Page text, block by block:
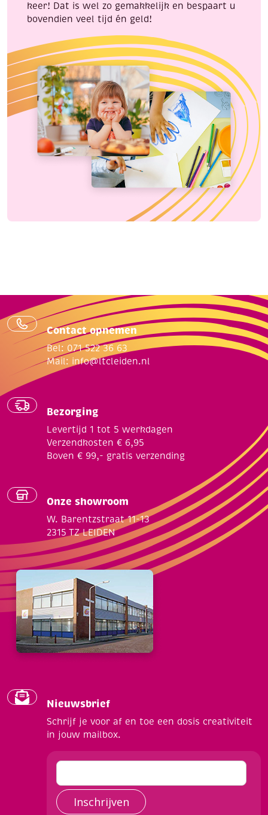
keer! Dat is wel zo gemakkelijk en bespaart u
bovendien veel tijd én geld!
Contact opnemen
Bel: 071 522 36 63
Mail: info@ltcleiden.nl
Bezorging
Levertijd 1 tot 5 werkdagen
Verzendkosten € 6,95
Boven € 99,- gratis verzending
Onze showroom
W. Barentzstraat 11-13
2315 TZ LEIDEN
Nieuwsbrief
Schrijf je voor af en toe een dosis creativiteit
in jouw mailbox.
Inschrijven